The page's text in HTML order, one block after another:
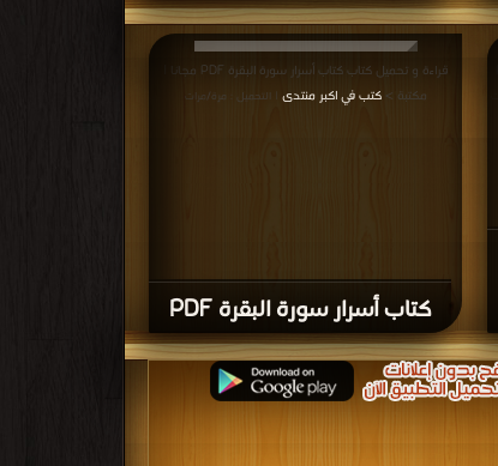
كتاب أسرار سورة البقرة PDF
قراءة و تحميل كتاب كتاب أسرار سورة البقرة PDF مجانا |
مكتبة >كتب في اكبر منتدى | التحميل : مرة/مرات